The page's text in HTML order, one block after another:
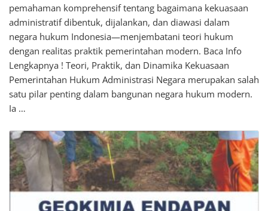
pemahaman komprehensif tentang bagaimana kekuasaan
administratif dibentuk, dijalankan, dan diawasi dalam
negara hukum Indonesia—menjembatani teori hukum
dengan realitas praktik pemerintahan modern. Baca Info
Lengkapnya ! Teori, Praktik, dan Dinamika Kekuasaan
Pemerintahan Hukum Administrasi Negara merupakan salah
satu pilar penting dalam bangunan negara hukum modern.
Ia …